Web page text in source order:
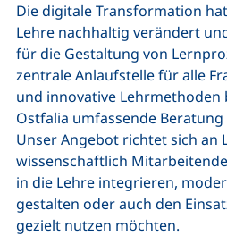
Die digitale Transformation
Lehre nachhaltig verändert
für die Gestaltung von
zentrale Anlaufstelle für alle
und innovative
Ostfalia umfassende
Unser Angebot richtet sich an
wissenschaftlich
in die Lehre integrieren,
gestalten oder auch den
gezielt nutzen möchten.